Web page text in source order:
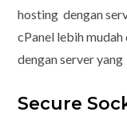
hosting dengan
cPanel lebih
dengan server
Secure